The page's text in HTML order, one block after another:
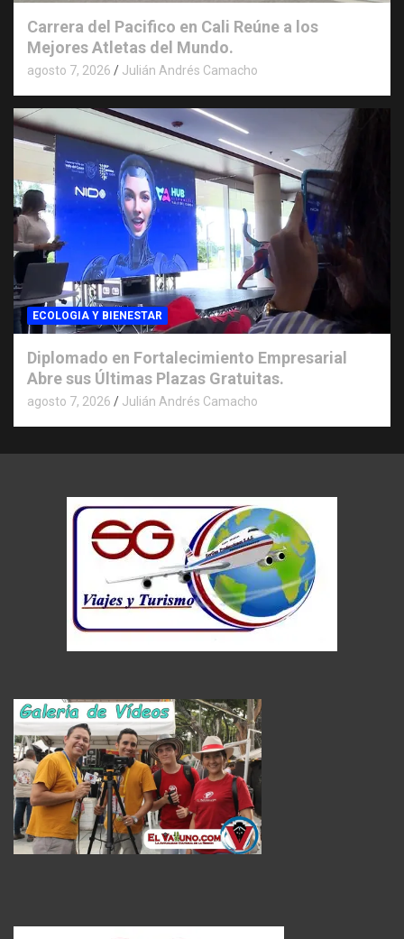
Carrera del Pacifico en Cali Reúne a los
Mejores Atletas del Mundo.
agosto 7, 2026 Julián Andrés Camacho
ECOLOGIA Y BIENESTAR
Diplomado en Fortalecimiento Empresarial
Abre sus Últimas Plazas Gratuitas.
agosto 7, 2026 Julián Andrés Camacho